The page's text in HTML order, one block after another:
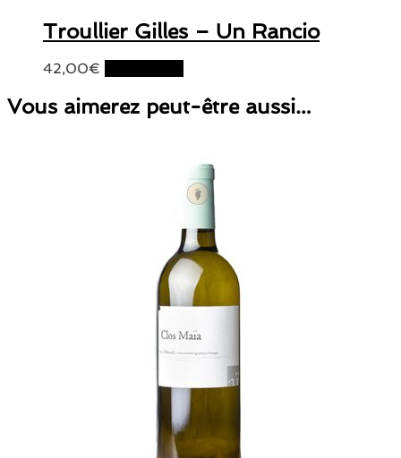
Troullier Gilles – Un Rancio
42,00€
Vous aimerez peut-être aussi…